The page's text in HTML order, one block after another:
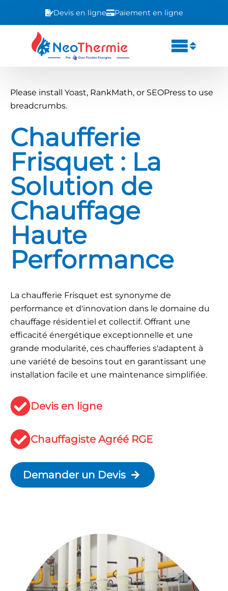
Devis en ligne Paiement en ligne
Please install Yoast, RankMath, or SEOPress to use
breadcrumbs.
Chaufferie
Frisquet : La
Solution de
Chauffage
Haute
Performance
La chaufferie Frisquet est synonyme de
performance et d'innovation dans le domaine du
chauffage résidentiel et collectif. Offrant une
efficacité énergétique exceptionnelle et une
grande modularité, ces chaufferies s'adaptent à
une variété de besoins tout en garantissant une
installation facile et une maintenance simplifiée.
Devis en ligne
Chauffagiste Agréé RGE
Demander un Devis